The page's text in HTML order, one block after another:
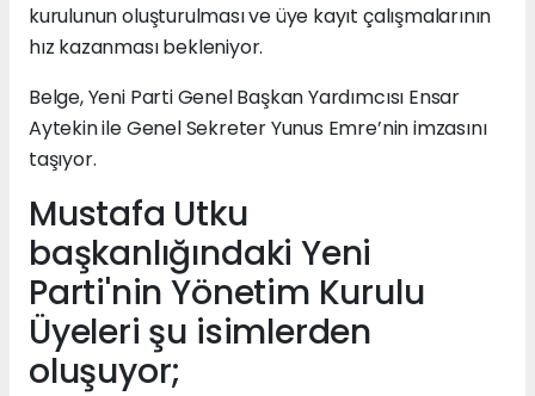
kurulunun oluşturulması ve üye kayıt çalışmalarının
hız kazanması bekleniyor.
Belge, Yeni Parti Genel Başkan Yardımcısı Ensar
Aytekin ile Genel Sekreter Yunus Emre’nin imzasını
taşıyor.
Mustafa Utku
başkanlığındaki Yeni
Parti'nin Yönetim Kurulu
Üyeleri şu isimlerden
oluşuyor;